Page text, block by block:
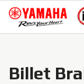
Skip
navigation
Skip
content
Billet